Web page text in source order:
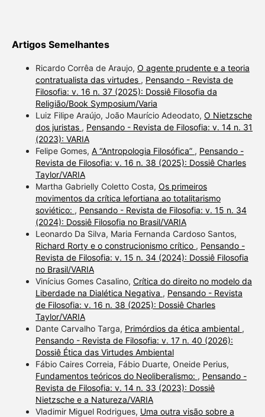
Artigos Semelhantes
Ricardo Corrêa de Araujo, O agente prudente e a teoria
contratualista das virtudes , Pensando - Revista de
Filosofia: v. 16 n. 37 (2025): Dossiê Filosofia da
Religião/Book Symposium/Varia
Luiz Filipe Araújo, João Maurício Adeodato, O Nietzsche
dos juristas , Pensando - Revista de Filosofia: v. 14 n. 31
(2023): VARIA
Felipe Gomes, A “Antropologia Filosófica” , Pensando -
Revista de Filosofia: v. 16 n. 38 (2025): Dossiê Charles
Taylor/VARIA
Martha Gabrielly Coletto Costa, Os primeiros
movimentos da crítica lefortiana ao totalitarismo
soviético: , Pensando - Revista de Filosofia: v. 15 n. 34
(2024): Dossiê Filosofia no Brasil/VARIA
Leonardo Da Silva, Maria Fernanda Cardoso Santos,
Richard Rorty e o construcionismo crítico , Pensando -
Revista de Filosofia: v. 15 n. 34 (2024): Dossiê Filosofia
no Brasil/VARIA
Vinícius Gomes Casalino, Crítica do direito no modelo da
Liberdade na Dialética Negativa , Pensando - Revista
de Filosofia: v. 16 n. 38 (2025): Dossiê Charles
Taylor/VARIA
Dante Carvalho Targa, Primórdios da ética ambiental ,
Pensando - Revista de Filosofia: v. 17 n. 40 (2026):
Dossiê Ética das Virtudes Ambiental
Fábio Caires Correia, Fábio Duarte, Oneide Perius,
Fundamentos teóricos do Neoliberalismo: , Pensando -
Revista de Filosofia: v. 14 n. 33 (2023): Dossiê
Nietzsche e a Natureza/VARIA
Vladimir Miguel Rodrigues, Uma outra visão sobre a